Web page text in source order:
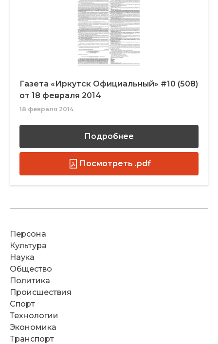
Газета «Иркутск Официальный» #10 (508)
от 18 февраля 2014
18 февраля 2014
Подробнее
Посмотреть .pdf
Персона
Культура
Наука
Общество
Политика
Происшествия
Спорт
Технологии
Экономика
Транспорт